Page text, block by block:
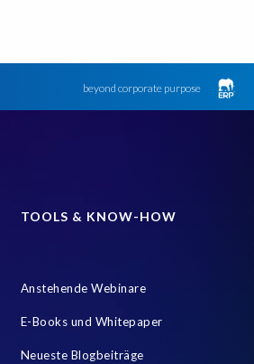
beyond corporate purpose
TOOLS & KNOW-HOW
Anstehende Webinare
E-Books und Whitepaper
Neueste Blogbeiträge